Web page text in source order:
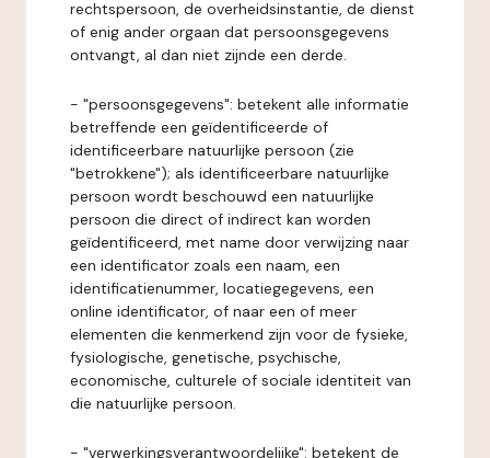
rechtspersoon, de overheidsinstantie, de dienst
of enig ander orgaan dat persoonsgegevens
ontvangt, al dan niet zijnde een derde.
- "persoonsgegevens": betekent alle informatie
betreffende een geïdentificeerde of
identificeerbare natuurlijke persoon (zie
"betrokkene"); als identificeerbare natuurlijke
persoon wordt beschouwd een natuurlijke
persoon die direct of indirect kan worden
geïdentificeerd, met name door verwijzing naar
een identificator zoals een naam, een
identificatienummer, locatiegegevens, een
online identificator, of naar een of meer
elementen die kenmerkend zijn voor de fysieke,
fysiologische, genetische, psychische,
economische, culturele of sociale identiteit van
die natuurlijke persoon.
- "verwerkingsverantwoordelijke": betekent de